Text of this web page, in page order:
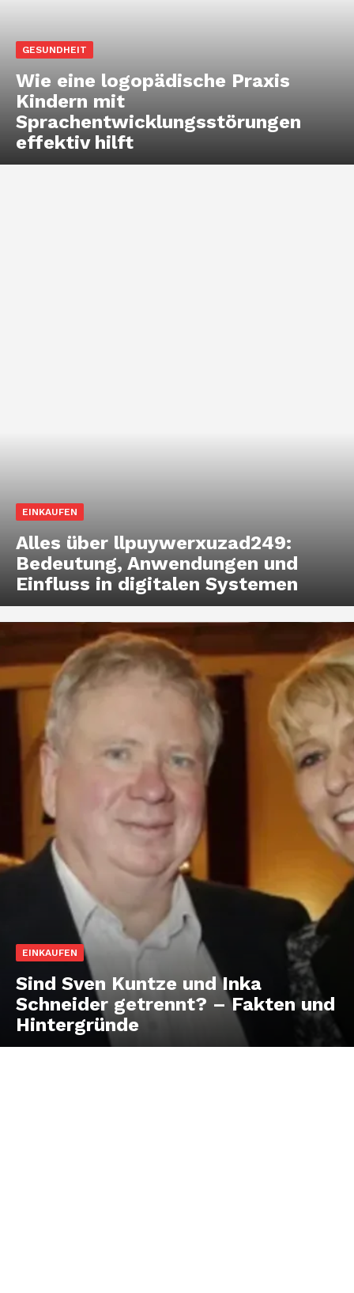
GESUNDHEIT
Wie eine logopädische Praxis
Kindern mit
Sprachentwicklungsstörungen
effektiv hilft
EINKAUFEN
Alles über llpuywerxuzad249:
Bedeutung, Anwendungen und
Einfluss in digitalen Systemen
EINKAUFEN
Sind Sven Kuntze und Inka
Schneider getrennt? – Fakten und
Hintergründe